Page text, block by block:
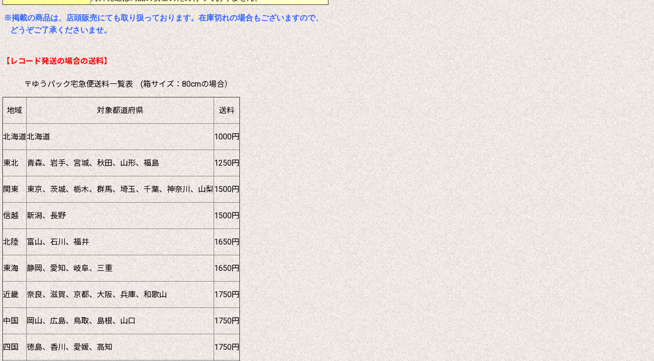
※掲載の商品は、店頭販売にても取り扱っております。在庫切れの場合もございますので、
どうぞご了承くださいませ。
【レコード発送の場合の送料】
〒ゆうパック宅急便送料一覧表 (箱サイズ：80cmの場合）
地域 対象都道府県 送料
北海道北海道 1000円
東北 青森、岩手、宮城、秋田、山形、福島 1250円
関東 東京、茨城、栃木、群馬、埼玉、千葉、神奈川、山梨1500円
信越 新潟、長野 1500円
北陸 富山、石川、福井 1650円
東海 静岡、愛知、岐阜、三重 1650円
近畿 奈良、滋賀、京都、大阪、兵庫、和歌山 1750円
中国 岡山、広島、鳥取、島根、山口 1750円
四国 徳島、香川、愛媛、高知 1750円